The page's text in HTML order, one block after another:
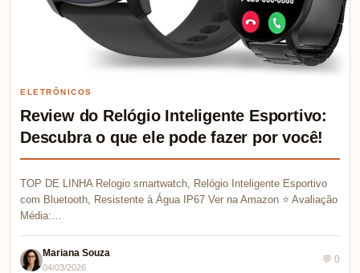
ELETRÔNICOS
Review do Relógio Inteligente Esportivo:
Descubra o que ele pode fazer por você!
TOP DE LINHA Relogio smartwatch, Relógio Inteligente Esportivo
com Bluetooth, Resistente à Água IP67 Ver na Amazon ⭐ Avaliação
Média:…
Mariana Souza
04/03/2026
💬 0